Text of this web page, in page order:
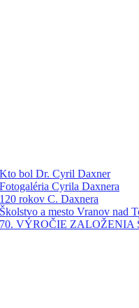
Kto bol Dr. Cyril Daxner
Fotogaléria Cyrila Daxnera
120 rokov C. Daxnera
Školstvo a mesto Vranov nad
70. VÝROČIE ZALOŽENIA